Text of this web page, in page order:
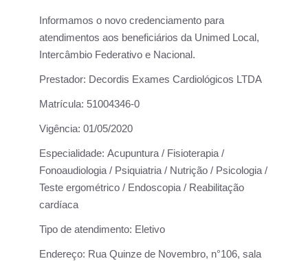
Informamos o novo credenciamento para
atendimentos aos beneficiários da Unimed Local,
Intercâmbio Federativo e Nacional.
Prestador: Decordis Exames Cardiológicos LTDA
Matrícula: 51004346-0
Vigência: 01/05/2020
Especialidade: Acupuntura / Fisioterapia /
Fonoaudiologia / Psiquiatria / Nutrição / Psicologia /
Teste ergométrico / Endoscopia / Reabilitação
cardíaca
Tipo de atendimento: Eletivo
Endereço: Rua Quinze de Novembro, n°106, sala